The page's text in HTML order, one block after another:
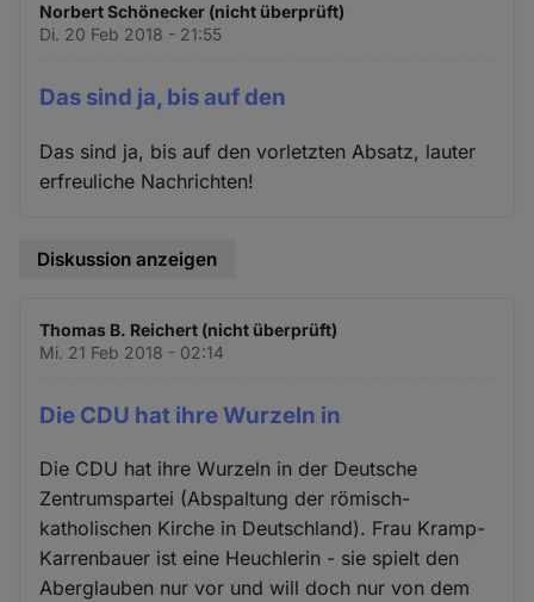
Norbert Schönecker (nicht überprüft)
Di. 20 Feb 2018 - 21:55
Das sind ja, bis auf den
Das sind ja, bis auf den vorletzten Absatz, lauter
erfreuliche Nachrichten!
Diskussion anzeigen
Thomas B. Reichert (nicht überprüft)
Mi. 21 Feb 2018 - 02:14
Die CDU hat ihre Wurzeln in
Die CDU hat ihre Wurzeln in der Deutsche
Zentrumspartei (Abspaltung der römisch-
katholischen Kirche in Deutschland). Frau Kramp-
Karrenbauer ist eine Heuchlerin - sie spielt den
Aberglauben nur vor und will doch nur von dem